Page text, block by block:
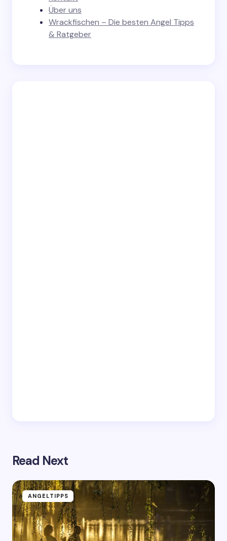
Über uns
Wrackfischen – Die besten Angel Tipps
& Ratgeber
Read Next
ANGELTIPPS